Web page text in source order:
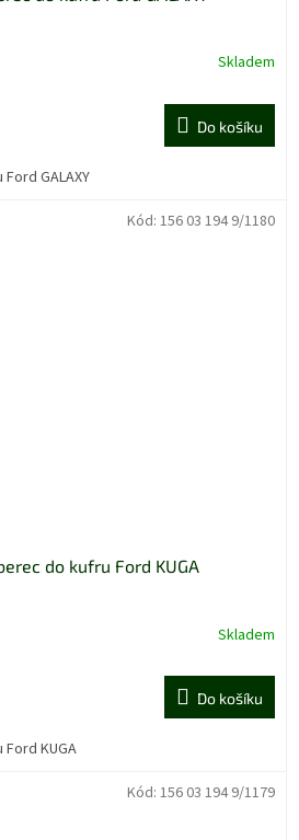
Skladem
Do košíku
GALAXY
do kufru Ford KUGA
Skladem
Do košíku
KUGA
Kód: 156 03 194 9/1180
Kód: 156 03 194 9/1179